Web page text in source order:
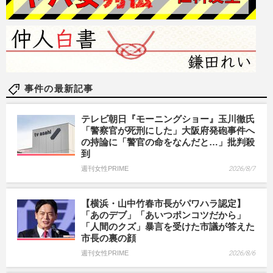
事件の最新記事
テレビ朝日『モーニングショー』玉川徹氏
「警察官が死刑にした」大阪府発砲事件へ
の持論に「警官の命をなんだと…」批判殺
到
週刊女性PRIME 2026/8/7
【横浜・山中竹春市長がパワハラ認定】
「あのデブ」「あいつポンコツだから」
「人間のクズ」暴言を受けた市議が答えた
市長の裏の顔
週刊女性PRIME 2026/8/6